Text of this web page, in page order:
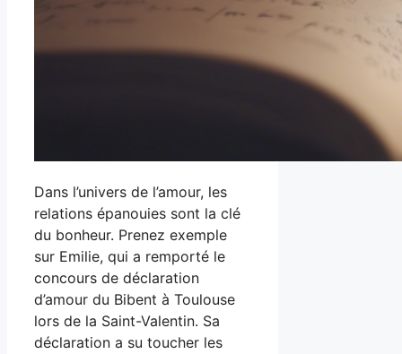
Dans l’univers de l’amour, les
relations épanouies sont la clé
du bonheur. Prenez exemple
sur Emilie, qui a remporté le
concours de déclaration
d’amour du Bibent à Toulouse
lors de la Saint-Valentin. Sa
déclaration a su toucher les